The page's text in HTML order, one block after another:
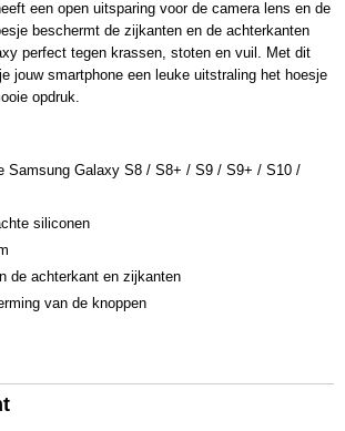
een open uitsparing voor de camera lens en de
beschermt de zijkanten en de achterkanten
perfect tegen krassen, stoten en vuil. Met dit
jouw smartphone een leuke uitstraling het hoesje
opdruk.
Samsung Galaxy S8 / S8+ / S9 / S9+ / S10 /
siliconen
de achterkant en zijkanten
van de knoppen